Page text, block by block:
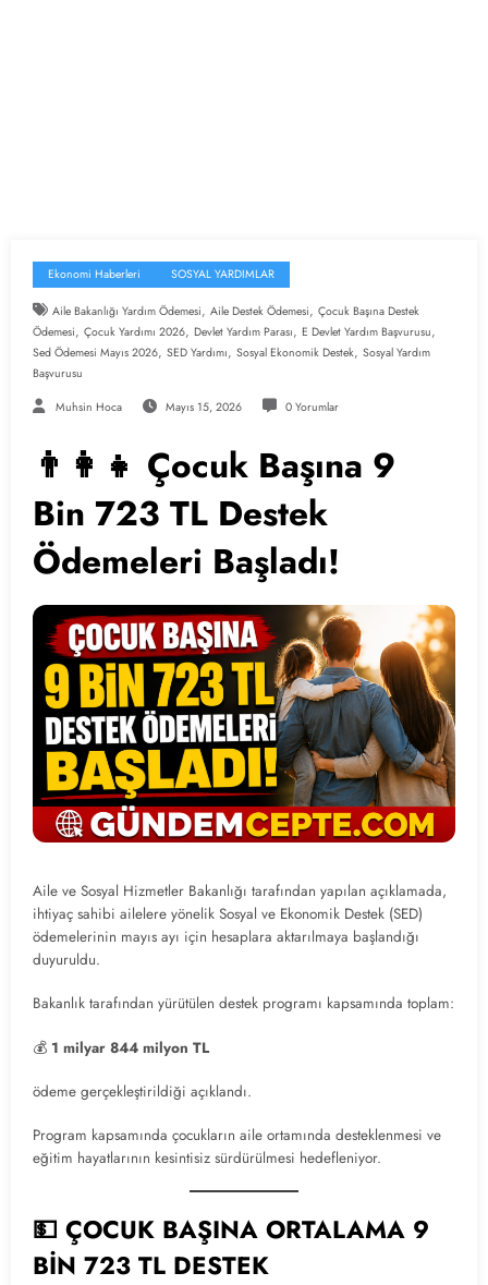
Ekonomi Haberleri SOSYAL YARDIMLAR
Aile Bakanlığı Yardım Ödemesi, Aile Destek Ödemesi, Çocuk Başına Destek
Ödemesi, Çocuk Yardımı 2026, Devlet Yardım Parası, E Devlet Yardım Başvurusu,
Sed Ödemesi Mayıs 2026, SED Yardımı, Sosyal Ekonomik Destek, Sosyal Yardım
Başvurusu
Muhsin Hoca Mayıs 15, 2026 0 Yorumlar
👨‍👩‍👧 Çocuk Başına 9
Bin 723 TL Destek
Ödemeleri Başladı!
Aile ve Sosyal Hizmetler Bakanlığı tarafından yapılan açıklamada,
ihtiyaç sahibi ailelere yönelik Sosyal ve Ekonomik Destek (SED)
ödemelerinin mayıs ayı için hesaplara aktarılmaya başlandığı
duyuruldu.
Bakanlık tarafından yürütülen destek programı kapsamında toplam:
💰 1 milyar 844 milyon TL
ödeme gerçekleştirildiği açıklandı.
Program kapsamında çocukların aile ortamında desteklenmesi ve
eğitim hayatlarının kesintisiz sürdürülmesi hedefleniyor.
💵 ÇOCUK BAŞINA ORTALAMA 9
BİN 723 TL DESTEK